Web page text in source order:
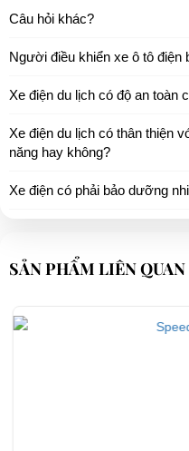
Câu hỏi khác?
Người điều khiển xe ô tô điện
Xe điện du lịch có độ an toàn
Xe điện du lịch có thân thiện
năng hay không?
Xe điện có phải bảo dưỡng
SẢN PHẨM LIÊN QUAN